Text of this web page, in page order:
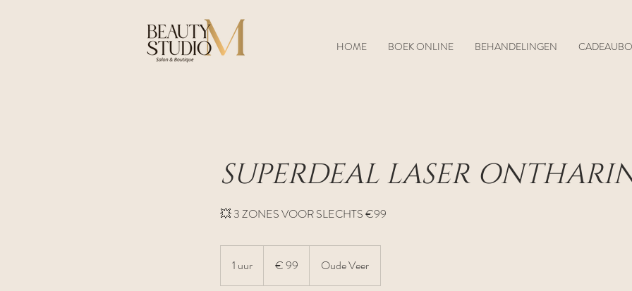
HOME BOEK ONLINE BEHANDELINGEN
SUPERDEAL LASER
💥 3 ZONES VOOR SLECHTS €99
1 uur
u
€ 99 Oude Veer